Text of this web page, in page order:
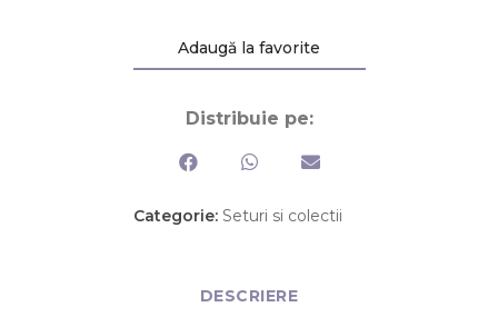
Adaugă la favorite
Distribuie pe:
Categorie: Seturi si colectii
DESCRIERE